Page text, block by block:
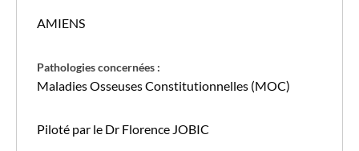
AMIENS
Pathologies concernées :
Maladies Osseuses Constitutionnelles (MOC)
Piloté par le Dr Florence JOBIC